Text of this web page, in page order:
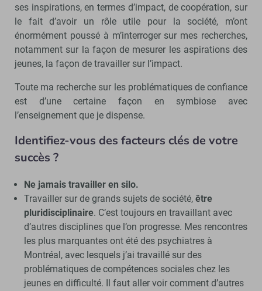
ses inspirations, en termes d’impact, de coopération, sur
le fait d’avoir un rôle utile pour la société, m’ont
énormément poussé à m’interroger sur mes recherches,
notamment sur la façon de mesurer les aspirations des
jeunes, la façon de travailler sur l’impact.
Toute ma recherche sur les problématiques de confiance
est d’une certaine façon en symbiose avec
l’enseignement que je dispense.
Identifiez-vous des facteurs clés de votre
succès ?
Ne jamais travailler en silo.
Travailler sur de grands sujets de société, être
pluridisciplinaire. C’est toujours en travaillant avec
d’autres disciplines que l’on progresse. Mes rencontres
les plus marquantes ont été des psychiatres à
Montréal, avec lesquels j’ai travaillé sur des
problématiques de compétences sociales chez les
jeunes en difficulté. Il faut aller voir comment d’autres